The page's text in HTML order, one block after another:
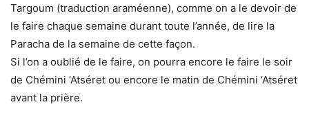
Targoum (traduction araméenne), comme on a le devoir de
le faire chaque semaine durant toute l’année, de lire la
Paracha de la semaine de cette façon.
Si l’on a oublié de le faire, on pourra encore le faire le soir
de Chémini ‘Atséret ou encore le matin de Chémini ‘Atséret
avant la prière.